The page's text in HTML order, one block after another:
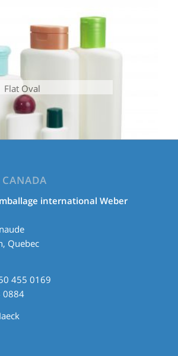
Flat Oval
international Weber
Quebec
455 0169
0884